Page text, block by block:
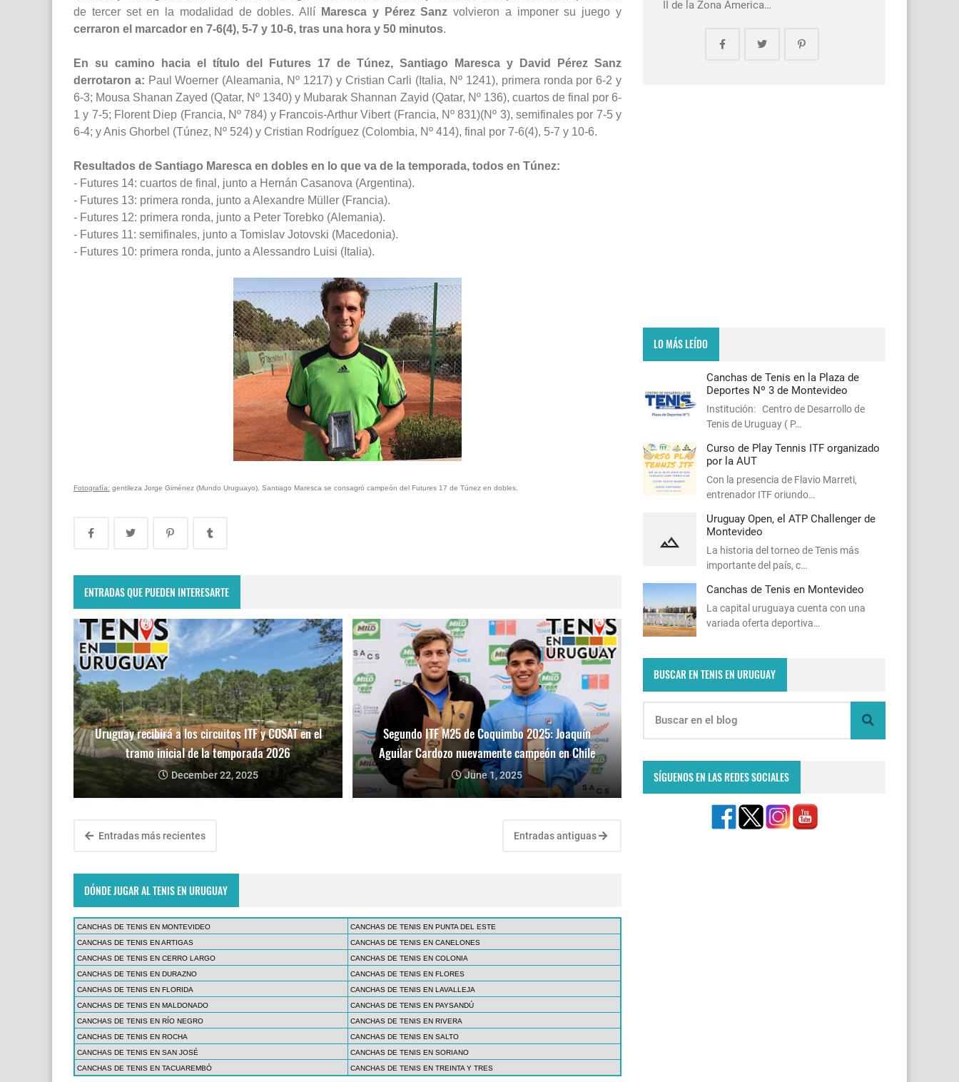
de tercer set en la modalidad de dobles. Allí
Maresca y Pérez Sanz volvieron a imponer su juego y
cerraron el marcador en 7-6(4), 5-7 y 10-6, tras una hora y 50 minutos.
En su camino hacia el título del Futures 17 de Túnez, Santiago Maresca y David Pérez Sanz
derrotaron a: Paul Woerner (Aleamania, Nº 1217) y Cristian Carli (Italia, Nº 1241), primera ronda por 6-2 y
6-3; Mousa Shanan Zayed (Qatar, Nº 1340) y Mubarak Shannan Zayid (Qatar, Nº 136), cuartos de final por 6-
1 y 7-5; Florent Diep (Francia, Nº 784) y Francois-Arthur Vibert (Francia, Nº 831)(Nº 3), semifinales por 7-5 y
6-4; y Anis Ghorbel (Túnez, Nº 524) y Cristian Rodríguez (Colombia, Nº 414), final por 7-6(4), 5-7 y 10-6.
Resultados de Santiago Maresca en dobles en lo que va de la temporada, todos en Túnez:
- Futures 14: cuartos de final, junto a Hernán Casanova (Argentina).
- Futures 13: primera ronda, junto a Alexandre Müller (Francia).
- Futures 12: primera ronda, junto a Peter Torebko (Alemania).
- Futures 11: semifinales, junto a Tomislav Jotovski (Macedonia).
- Futures 10: primera ronda, junto a Alessandro Luisi (Italia).
Fotografía: gentileza Jorge Giménez (Mundo Uruguayo). Santiago Maresca se consagró campeón del Futures 17 de Túnez en dobles.
ENTRADAS QUE PUEDEN INTERESARTE
Uruguay recibirá a los circuitos ITF y COSAT en el
tramo inicial de la temporada 2026
December 22, 2025
Segundo ITF M25 de Coquimbo 2025: Joaquín
Aguilar Cardozo nuevamente campeón en Chile
June 1, 2025
Entradas más recientes Entradas antiguas
DÓNDE JUGAR AL TENIS EN URUGUAY
CANCHAS DE TENIS EN MONTEVIDEO
CANCHAS DE TENIS EN PUNTA DEL ESTE
CANCHAS DE TENIS EN ARTIGAS
CANCHAS DE TENIS EN CANELONES
CANCHAS DE TENIS EN CERRO LARGO
CANCHAS DE TENIS EN COLONIA
CANCHAS DE TENIS EN DURAZNO
CANCHAS DE TENIS EN FLORES
CANCHAS DE TENIS EN FLORIDA
CANCHAS DE TENIS EN LAVALLEJA
CANCHAS DE TENIS EN MALDONADO
CANCHAS DE TENIS EN PAYSANDÚ
CANCHAS DE TENIS EN RÍO NEGRO
CANCHAS DE TENIS EN RIVERA
CANCHAS DE TENIS EN ROCHA
CANCHAS DE TENIS EN SALTO
CANCHAS DE TENIS EN SAN JOSÉ
CANCHAS DE TENIS EN SORIANO
CANCHAS DE TENIS EN TACUAREMBÓ
CANCHAS DE TENIS EN TREINTA Y TRES
II de la Zona America…
LO MÁS LEÍDO
Canchas de Tenis en la Plaza de
Deportes Nº 3 de Montevideo
Institución: Centro de Desarrollo de
Tenis de Uruguay ( P…
Curso de Play Tennis ITF organizado
por la AUT
Con la presencia de Flavio Marreti,
entrenador ITF oriundo…
Uruguay Open, el ATP Challenger de
Montevideo
La historia del torneo de Tenis más
importante del país, c…
Canchas de Tenis en Montevideo
La capital uruguaya cuenta con una
variada oferta deportiva…
BUSCAR EN TENIS EN URUGUAY
SÍGUENOS EN LAS REDES SOCIALES